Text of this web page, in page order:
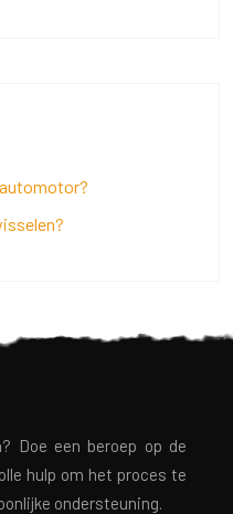
Doe een beroep op de
hulp om het proces te
ondersteuning.